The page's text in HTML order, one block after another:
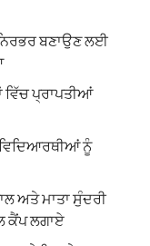
ਬਣਾਉਣ ਲਈ
ਵਿੱਚ ਪ੍ਰਾਪਤੀਆਂ
ਨੂੰ
ਅਤੇ ਮਾਤਾ ਸੁੰਦਰੀ
ਕੈਂਪ ਲਗਾਏ